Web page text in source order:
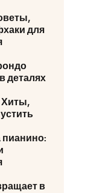
для
деталях
Хиты,
пианино:
в